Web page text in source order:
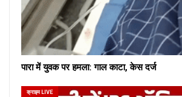
पारा में युवक पर हमला: गाल काटा, केस दर्ज
क्राइम LIVE